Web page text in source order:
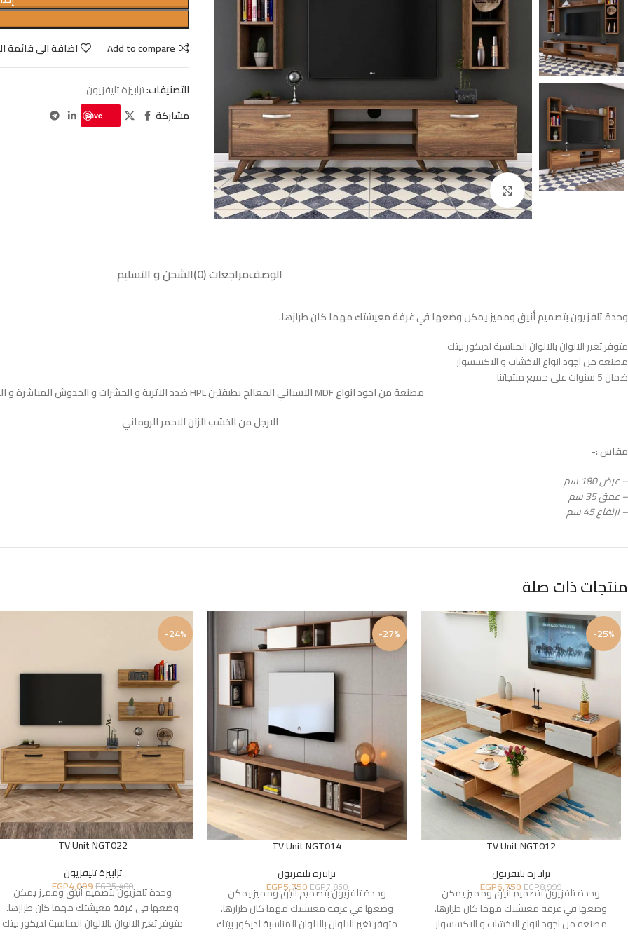
Click to enlarge
Add to compare اضافة الى قائمة
التصنيفات:ترابيزة تليفزيون
مشاركة
Save
الوصفمراجعات (0) الشحن و التسليم
وحدة تلفزيون بتصميم أنيق ومميز يمكن وضعها في غرفة معيشتك مهما كان طرازها.
متوفر تغير الالوان بالالوان المناسبة لديكور بيتك
مصنعه من اجود انواع الاخشاب و الاكسسوار
ضمان 5 سنوات على جميع منتجاتنا
مصنعة من اجود انواع MDF الاسباني المعالج بطبقتين HPL ضدد الاتربة و الحشرات و الخدوش المباشرة و الرطوبة
الارجل من الخشب الزان الاحمر الروماني
مقاس :-
– عرض 180 سم
– عمق 35 سم
– ارتفاع 45 سم
منتجات ذات صلة
-25%
TV Unit NGT012
ترابيزة تليفزيون
EGP8,999
EGP6,750
وحدة تلفزيون بتصميم أنيق ومميز يمكن
وضعها في غرفة معيشتك مهما كان طرازها.
مصنعه من اجود انواع الاخشاب و الاكسسوار
-27%
TV Unit NGT014
ترابيزة تليفزيون
EGP7,850
EGP5,750
وحدة تلفزيون بتصميم أنيق ومميز يمكن
وضعها في غرفة معيشتك مهما كان طرازها.
متوفر تغير الالوان بالالوان المناسبة لديكور بيتك
-24%
TV Unit NGT022
ترابيزة تليفزيون
EGP5,400
EGP4,099
وحدة تلفزيون بتصميم أنيق ومميز يمكن
وضعها في غرفة معيشتك مهما كان طرازها.
متوفر تغير الالوان بالالوان المناسبة لديكور بيتك